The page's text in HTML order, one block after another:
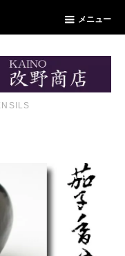
メニュー